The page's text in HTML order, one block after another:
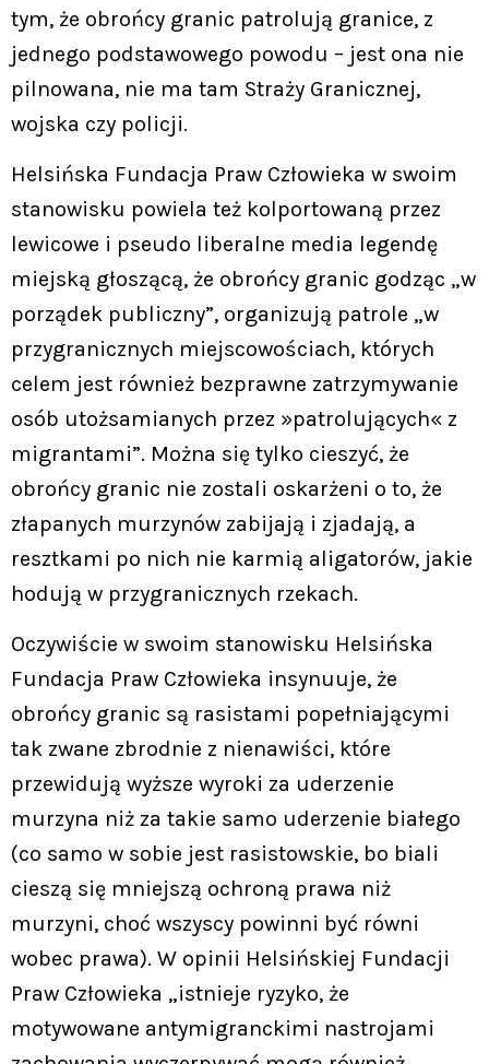
tym, że obrońcy granic patrolują granice, z
jednego podstawowego powodu – jest ona nie
pilnowana, nie ma tam Straży Granicznej,
wojska czy policji.
Helsińska Fundacja Praw Człowieka w swoim
stanowisku powiela też kolportowaną przez
lewicowe i pseudo liberalne media legendę
miejską głoszącą, że obrońcy granic godząc „w
porządek publiczny”, organizują patrole „w
przygranicznych miejscowościach, których
celem jest również bezprawne zatrzymywanie
osób utożsamianych przez »patrolujących« z
migrantami”. Można się tylko cieszyć, że
obrońcy granic nie zostali oskarżeni o to, że
złapanych murzynów zabijają i zjadają, a
resztkami po nich nie karmią aligatorów, jakie
hodują w przygranicznych rzekach.
Oczywiście w swoim stanowisku Helsińska
Fundacja Praw Człowieka insynuuje, że
obrońcy granic są rasistami popełniającymi
tak zwane zbrodnie z nienawiści, które
przewidują wyższe wyroki za uderzenie
murzyna niż za takie samo uderzenie białego
(co samo w sobie jest rasistowskie, bo biali
cieszą się mniejszą ochroną prawa niż
murzyni, choć wszyscy powinni być równi
wobec prawa). W opinii Helsińskiej Fundacji
Praw Człowieka „istnieje ryzyko, że
motywowane antymigranckimi nastrojami